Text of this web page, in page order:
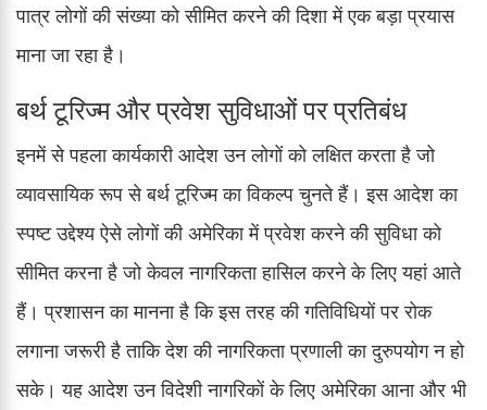
पात्र लोगों की संख्या को सीमित करने की दिशा में एक बड़ा प्रयास
माना जा रहा है।
बर्थ टूरिज्म और प्रवेश सुविधाओं पर प्रतिबंध
इनमें से पहला कार्यकारी आदेश उन लोगों को लक्षित करता है जो
व्यावसायिक रूप से बर्थ टूरिज्म का विकल्प चुनते हैं। इस आदेश का
स्पष्ट उद्देश्य ऐसे लोगों की अमेरिका में प्रवेश करने की सुविधा को
सीमित करना है जो केवल नागरिकता हासिल करने के लिए यहां आते
हैं। प्रशासन का मानना है कि इस तरह की गतिविधियों पर रोक
लगाना जरूरी है ताकि देश की नागरिकता प्रणाली का दुरुपयोग न हो
सके। यह आदेश उन विदेशी नागरिकों के लिए अमेरिका आना और भी